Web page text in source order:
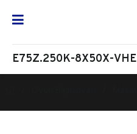
E75Z.250K-8X50X-VHE